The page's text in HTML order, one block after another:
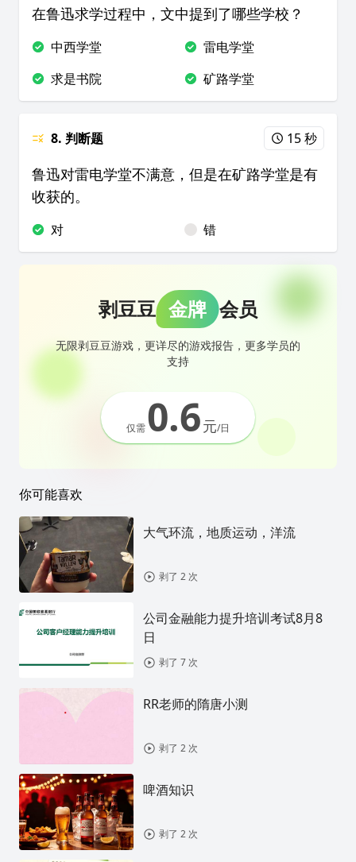
在鲁迅求学过程中，文中提到了哪些学校？
中西学堂
雷电学堂
求是书院
矿路学堂
8. 判断题 15 秒
鲁迅对雷电学堂不满意，但是在矿路学堂是有
收获的。
对 错
剥豆豆 金牌 会员
无限剥豆豆游戏，更详尽的游戏报告，更多学员的
支持
仅需0.6元/日
你可能喜欢
大气环流，地质运动，洋流
剥了 2 次
公司金融能力提升培训考试8月8
日
剥了 7 次
RR老师的隋唐小测
剥了 2 次
啤酒知识
剥了 2 次